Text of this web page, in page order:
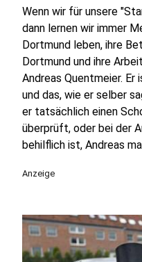
Wenn wir für unsere
dann lernen wir immer
Dortmund leben, ihre
Dortmund und ihre
Andreas Quentmeier.
und das, wie er selber
er tatsächlich einen
überprüft, oder bei der
behilflich ist, Andreas
Anzeige